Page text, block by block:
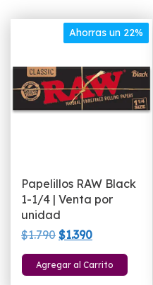
Ahorras un 22%
Papelillos RAW Black
1-1/4 | Venta por
unidad
$1.790 El
precio
original
$1.390El
precio
actual
Agregar al Carrito